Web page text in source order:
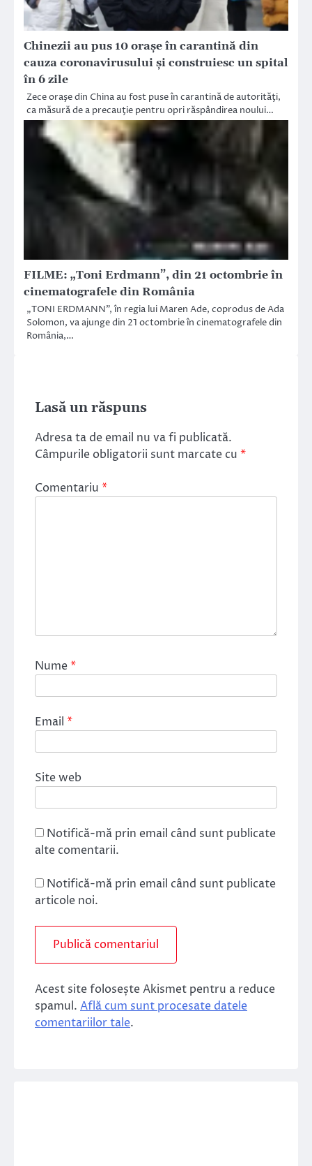
Chinezii au pus 10 orașe în carantină din
cauza coronavirusului și construiesc un spital
în 6 zile
Zece oraşe din China au fost puse în carantină de autorităţi,
ca măsură de a precauţie pentru opri răspândirea noului…
FILME: „Toni Erdmann”, din 21 octombrie în
cinematografele din România
„TONI ERDMANN”, în regia lui Maren Ade, coprodus de Ada
Solomon, va ajunge din 21 octombrie în cinematografele din
România,…
Lasă un răspuns
Adresa ta de email nu va fi publicată.
Câmpurile obligatorii sunt marcate cu *
Comentariu *
Nume*
Email *
Site web
Notifică-mă prin email când sunt publicate
alte comentarii.
Notifică-mă prin email când sunt publicate
articole noi.
Acest site folosește Akismet pentru a reduce
spamul. Află cum sunt procesate datele
comentariilor tale.